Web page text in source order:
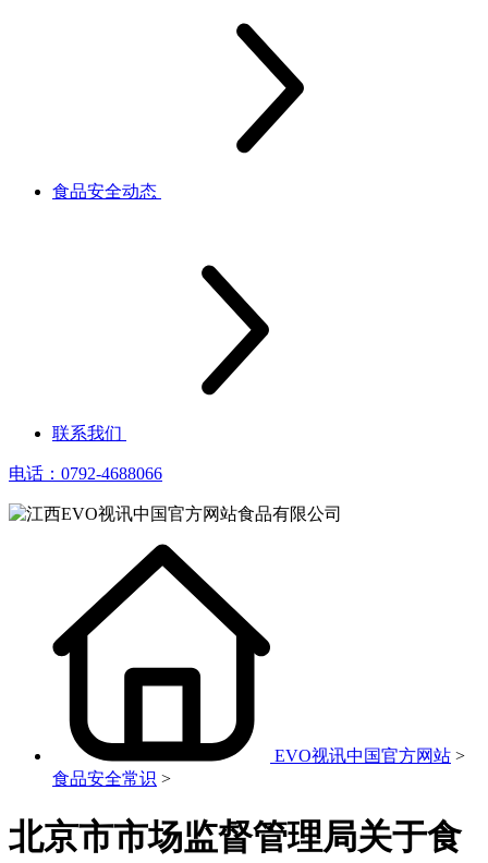
食品安全动态
联系我们
电话：0792-4688066
EVO视讯中国官方网站 >
食品安全常识 >
北京市市场监督管理局关于食